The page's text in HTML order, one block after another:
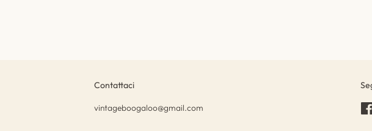
Contattaci
vintageboogaloo@gmail.com